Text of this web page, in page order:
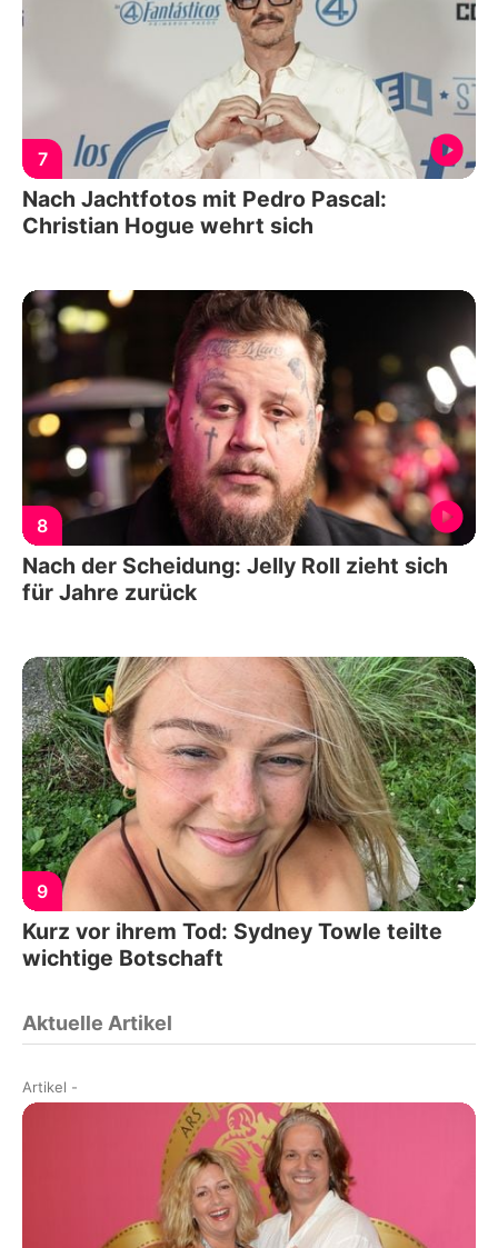
7
Nach Jachtfotos mit Pedro Pascal:
Christian Hogue wehrt sich
8
Nach der Scheidung: Jelly Roll zieht sich
für Jahre zurück
9
Kurz vor ihrem Tod: Sydney Towle teilte
wichtige Botschaft
Aktuelle Artikel
Artikel -